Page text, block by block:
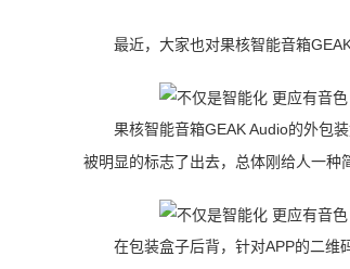
最近，大家也对果核智能音箱
果核智能音箱GEAK Audio的外包
被明显的标志了出去，总体刚给人一种
在包装盒子后背，针对APP的二维